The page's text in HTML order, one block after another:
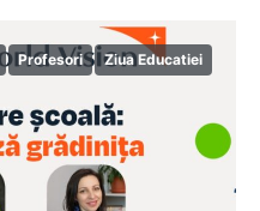
Profesori Ziua Educatiei